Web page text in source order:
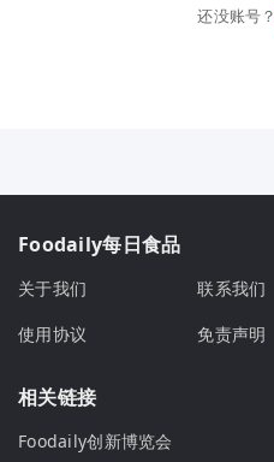
还没账号？
Foodaily每日食品
关于我们 联系我们
使用协议
免责声明
相关链接
Foodaily创新博览会